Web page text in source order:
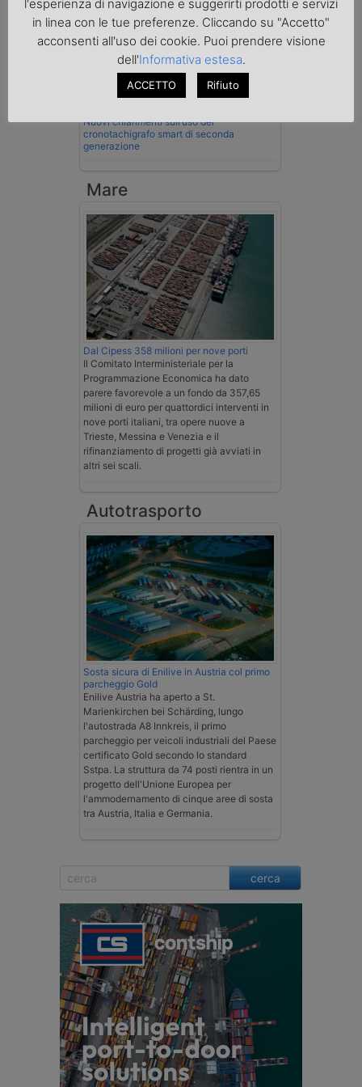
velocità col cronotachigrafo
La Cassazione conferma la qualifica di
spedizioniere-vettore
Esenzione Iva nei trasporti internazionali
su tutta la filiera
Nuovi chiarimenti sull’uso del
cronotachigrafo smart di seconda
generazione
Mare
Dal Cipess 358 milioni per nove porti
Il Comitato Interministeriale per la
Programmazione Economica ha dato
parere favorevole a un fondo da 357,65
milioni di euro per quattordici interventi in
nove porti italiani, tra opere nuove a
Trieste, Messina e Venezia e il
rifinanziamento di progetti già avviati in
altri sei scali.
Autotrasporto
Sosta sicura di Enilive in Austria col primo
parcheggio Gold
Enilive Austria ha aperto a St.
Marienkirchen bei Schärding, lungo
l'autostrada A8 Innkreis, il primo
parcheggio per veicoli industriali del Paese
certificato Gold secondo lo standard
Sstpa. La struttura da 74 posti rientra in un
progetto dell'Unione Europea per
l'ammodernamento di cinque aree di sosta
tra Austria, Italia e Germania.
cerca
l'esperienza di navigazione e suggerirti prodotti e servizi
in linea con le tue preferenze. Cliccando su "Accetto"
acconsenti all'uso dei cookie. Puoi prendere visione
dell'Informativa estesa.
ACCETTO Rifiuto